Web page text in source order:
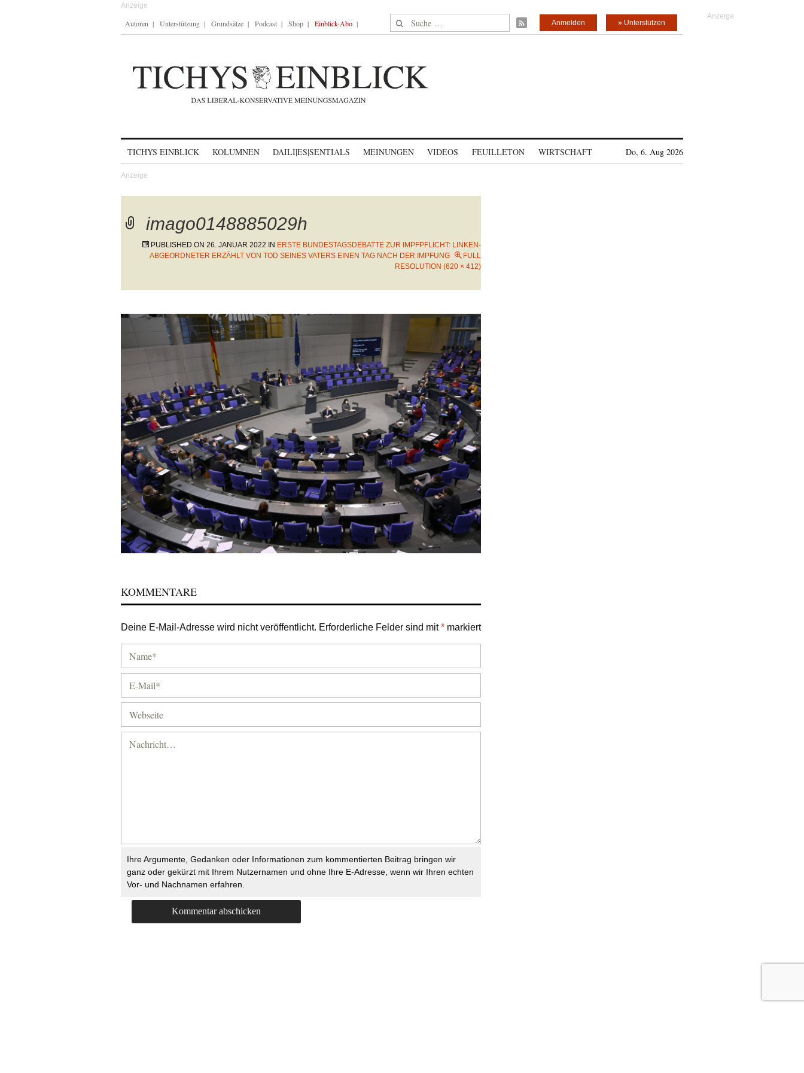
Autoren Unterstützung Grundsätze Podcast Shop Einblick-Abo Suche nach: » Unterstützen
Anmelden
TICHYS EINBLICK KOLUMNEN DAILI|ES|SENTIALS MEINUNGEN VIDEOS FEUILLETON WIRTSCHAFT Do, 6. Aug 2026
imago0148885029h
PUBLISHED ON 26. JANUAR 2022 IN ERSTE BUNDESTAGSDEBATTE ZUR IMPFPFLICHT: LINKEN-
ABGEORDNETER ERZÄHLT VON TOD SEINES VATERS EINEN TAG NACH DER IMPFUNG
FULL
RESOLUTION (620 × 412)
KOMMENTARE
Deine E-Mail-Adresse wird nicht veröffentlicht. Erforderliche Felder sind mit* markiert
Ihre Argumente, Gedanken oder Informationen zum kommentierten Beitrag bringen wir
ganz oder gekürzt mit Ihrem Nutzernamen und ohne Ihre E-Adresse, wenn wir Ihren echten
Vor- und Nachnamen erfahren.